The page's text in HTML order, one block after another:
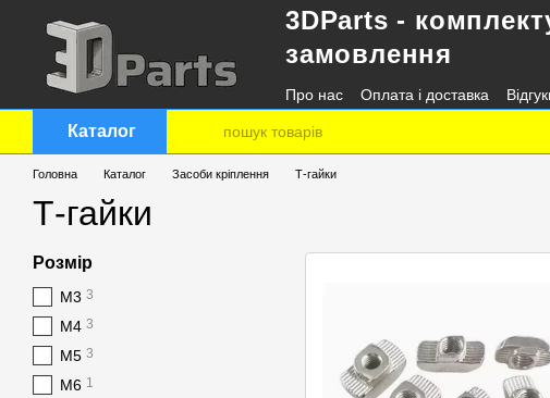
3DParts -
замовлення
Про нас Оплата і доставка
Каталог
Головна Каталог Засоби кріплення Т-гайки
Т-гайки
Розмір
М3 3
М4 3
М5 3
М6 1